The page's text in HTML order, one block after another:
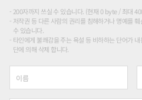
200자까지 쓰실 수 있습니다. (현재 0 byte / 최대
저작권 등 다른 사람의 권리를 침해하거나 명예를
수 있습니다.
타인에게 불쾌감을 주는 욕설 등 비하하는 단어가
단에 의해 삭제 합니다.